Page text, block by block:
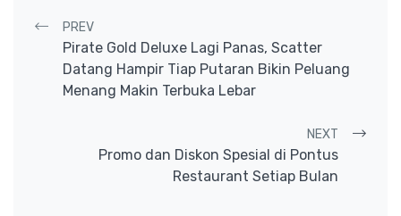
Post navigation
PREV
Pirate Gold Deluxe Lagi Panas, Scatter
Datang Hampir Tiap Putaran Bikin Peluang
Menang Makin Terbuka Lebar
NEXT
Promo dan Diskon Spesial di Pontus
Restaurant Setiap Bulan